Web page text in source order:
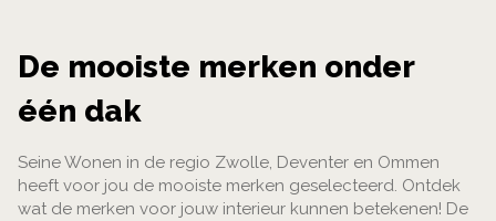
De mooiste merken onder
één dak
Seine Wonen in de regio Zwolle, Deventer en Ommen
heeft voor jou de mooiste merken geselecteerd. Ontdek
wat de merken voor jouw interieur kunnen betekenen! De